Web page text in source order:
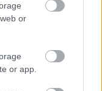
or
or app.
Εύκολη
σε 2